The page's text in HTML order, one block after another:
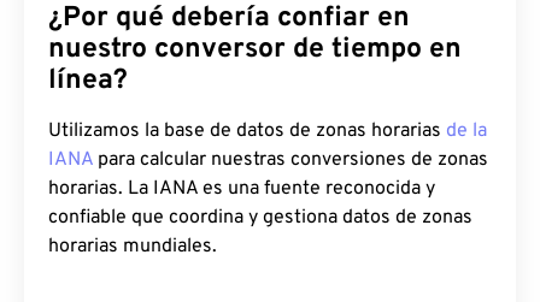
¿Por qué debería confiar en
nuestro conversor de tiempo en
línea?
Utilizamos la base de datos de zonas horarias de la
IANA para calcular nuestras conversiones de zonas
horarias. La IANA es una fuente reconocida y
confiable que coordina y gestiona datos de zonas
horarias mundiales.